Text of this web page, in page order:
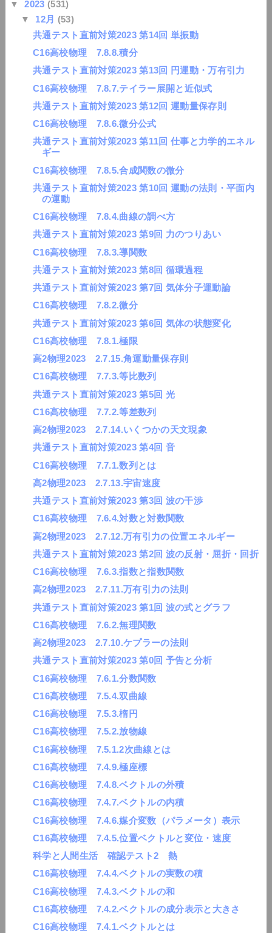
▼2023 (531)
▼ 12月 (53)
共通テスト直前対策2023 第14回 単振動
C16高校物理 7.8.8.積分
共通テスト直前対策2023 第13回 円運動・万有引力
C16高校物理 7.8.7.テイラー展開と近似式
共通テスト直前対策2023 第12回 運動量保存則
C16高校物理 7.8.6.微分公式
共通テスト直前対策2023 第11回 仕事と力学的エネル
ギー
C16高校物理 7.8.5.合成関数の微分
共通テスト直前対策2023 第10回 運動の法則・平面内
の運動
C16高校物理 7.8.4.曲線の調べ方
共通テスト直前対策2023 第9回 力のつりあい
C16高校物理 7.8.3.導関数
共通テスト直前対策2023 第8回 循環過程
共通テスト直前対策2023 第7回 気体分子運動論
C16高校物理 7.8.2.微分
共通テスト直前対策2023 第6回 気体の状態変化
C16高校物理 7.8.1.極限
高2物理2023 2.7.15.角運動量保存則
C16高校物理 7.7.3.等比数列
共通テスト直前対策2023 第5回 光
C16高校物理 7.7.2.等差数列
高2物理2023 2.7.14.いくつかの天文現象
共通テスト直前対策2023 第4回 音
C16高校物理 7.7.1.数列とは
高2物理2023 2.7.13.宇宙速度
共通テスト直前対策2023 第3回 波の干渉
C16高校物理 7.6.4.対数と対数関数
高2物理2023 2.7.12.万有引力の位置エネルギー
共通テスト直前対策2023 第2回 波の反射・屈折・回折
C16高校物理 7.6.3.指数と指数関数
高2物理2023 2.7.11.万有引力の法則
共通テスト直前対策2023 第1回 波の式とグラフ
C16高校物理 7.6.2.無理関数
高2物理2023 2.7.10.ケプラーの法則
共通テスト直前対策2023 第0回 予告と分析
C16高校物理 7.6.1.分数関数
C16高校物理 7.5.4.双曲線
C16高校物理 7.5.3.楕円
C16高校物理 7.5.2.放物線
C16高校物理 7.5.1.2次曲線とは
C16高校物理 7.4.9.極座標
C16高校物理 7.4.8.ベクトルの外積
C16高校物理 7.4.7.ベクトルの内積
C16高校物理 7.4.6.媒介変数（パラメータ）表示
C16高校物理 7.4.5.位置ベクトルと変位・速度
科学と人間生活 確認テスト2 熱
C16高校物理 7.4.4.ベクトルの実数の積
C16高校物理 7.4.3.ベクトルの和
C16高校物理 7.4.2.ベクトルの成分表示と大きさ
C16高校物理 7.4.1.ベクトルとは